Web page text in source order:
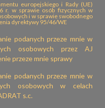
europejskiego i Rady (UE)
r. w sprawie osób fizycznych w
i w sprawie swobodnego
dyrektywy 95/46/WE
podanych przeze mnie w
osobowych przez AJ
przeze mnie sprawy
podanych przeze mnie w
osobowych w celach
s.c.